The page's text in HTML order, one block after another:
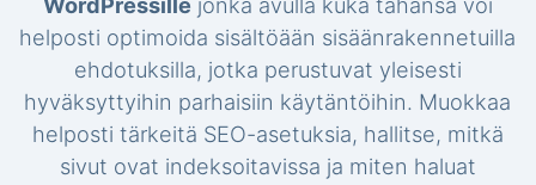
helposti optimoida sisältöään sisäänrakennetuilla
ehdotuksilla, jotka perustuvat yleisesti
hyväksyttyihin parhaisiin käytäntöihin. Muokkaa
helposti tärkeitä SEO-asetuksia, hallitse, mitkä
sivut ovat indeksoitavissa ja miten haluat